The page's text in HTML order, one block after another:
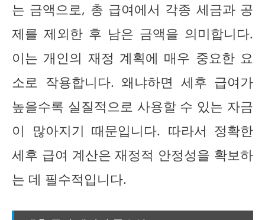
는 금액으로, 총 급여에서 각종 세금과 공
제를 제외한 후 남은 금액을 의미합니다.
이는 개인의 재정 계획에 매우 중요한 요
소로 작용합니다. 왜냐하면 세후 급여가
높을수록 실질적으로 사용할 수 있는 자금
이 많아지기 때문입니다. 따라서 정확한
세후 급여 계산은 재정적 안정성을 확보하
는 데 필수적입니다.